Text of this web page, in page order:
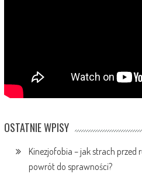
OSTATNIE WPISY
Kinezjofobia – jak strach
powrót do sprawności?